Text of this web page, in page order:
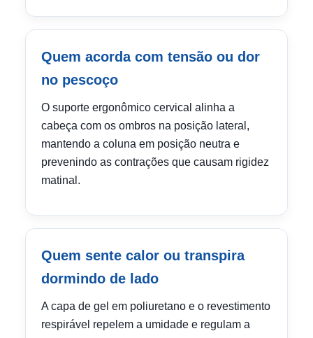
Quem acorda com tensão ou dor
no pescoço
O suporte ergonômico cervical alinha a
cabeça com os ombros na posição lateral,
mantendo a coluna em posição neutra e
prevenindo as contrações que causam rigidez
matinal.
Quem sente calor ou transpira
dormindo de lado
A capa de gel em poliuretano e o revestimento
respirável repelem a umidade e regulam a